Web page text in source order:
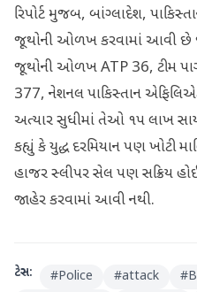
રિપોર્ટ મુજબ, બાંગ્લાદેશ,
જૂથોની ઓળખ કરવામાં આવી છે
જૂથોની ઓળખ ATP 36, ટીમ
377, નેશનલ પાકિસ્તાન
અત્યાર સુધીમાં તેઓ ૧૫ લાખ
કહ્યું કે યુદ્ધ દરમિયાન પણ ખોટી
હાજર સ્લીપર સેલ પણ સક્રિય
જાહેર કરવામાં આવી નથી.
ટેગ્સ: #Police #attack #